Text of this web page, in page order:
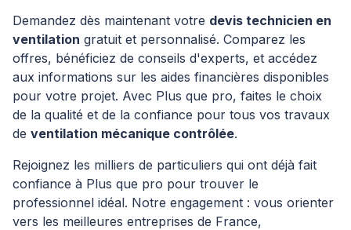
Demandez dès maintenant votre devis technicien en
ventilation gratuit et personnalisé. Comparez les
offres, bénéficiez de conseils d'experts, et accédez
aux informations sur les aides financières disponibles
pour votre projet. Avec Plus que pro, faites le choix
de la qualité et de la confiance pour tous vos travaux
de ventilation mécanique contrôlée.
Rejoignez les milliers de particuliers qui ont déjà fait
confiance à Plus que pro pour trouver le
professionnel idéal. Notre engagement : vous orienter
vers les meilleures entreprises de France,